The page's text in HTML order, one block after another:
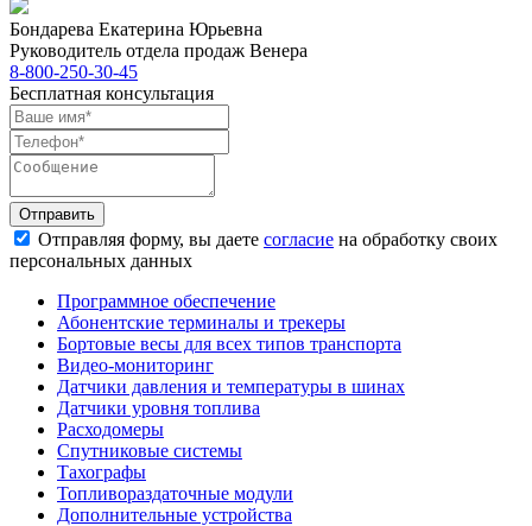
Бондарева Екатерина Юрьевна
Руководитель отдела продаж Венера
8-800-250-30-45
Бесплатная консультация
Отправить
Отправляя форму, вы даете согласие на обработку своих
персональных данных
Программное обеспечение
Абонентские терминалы и трекеры
Бортовые весы для всех типов транспорта
Видео-мониторинг
Датчики давления и температуры в шинах
Датчики уровня топлива
Расходомеры
Спутниковые системы
Тахографы
Топливораздаточные модули
Дополнительные устройства